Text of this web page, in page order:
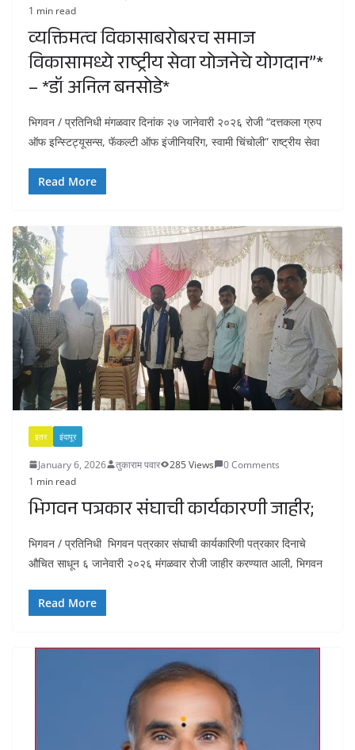
1 min read
व्यक्तिमत्व विकासाबरोबरच समाज
विकासामध्ये राष्ट्रीय सेवा योजनेचे योगदान”*
– *डॉ अनिल बनसोडे*
भिगवन / प्रतिनिधी मंगळवार दिनांक २७ जानेवारी २०२६ रोजी “दत्तकला ग्रुप
ऑफ इन्स्टिट्यूसन्स, फॅकल्टी ऑफ इंजीनियरिंग, स्वामी चिंचोली” राष्ट्रीय सेवा
Read More
इतर इंदापूर
January 6, 2026 तुकाराम पवार 285 Views
0 Comments
1 min read
भिगवन पत्रकार संघाची कार्यकारणी जाहीर;
भिगवन / प्रतिनिधी भिगवन पत्रकार संघाची कार्यकारिणी पत्रकार दिनाचे
औचित साधून ६ जानेवारी २०२६ मंगळवार रोजी जाहीर करण्यात आली, भिगवन
Read More